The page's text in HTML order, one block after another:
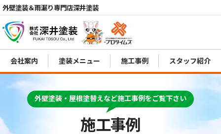
外壁塗装＆雨漏り専門店深井塗装
MENU
会社案内 塗装メニュー 施工事例 スタッフ紹介
施工事例
外壁塗装・屋根塗替えなど施工事例をご覧下さい